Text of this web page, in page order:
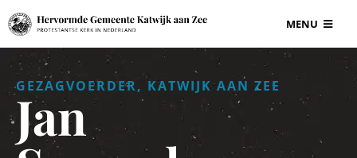
Ga
naar
inhoud
MENU
VOOR
GEZAGVOERDER, KATWIJK AAN ZEE
Jan